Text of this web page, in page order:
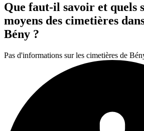
Que faut-il savoir et quels
moyens des cimetières
Bény ?
Pas d'informations sur les cimetières de